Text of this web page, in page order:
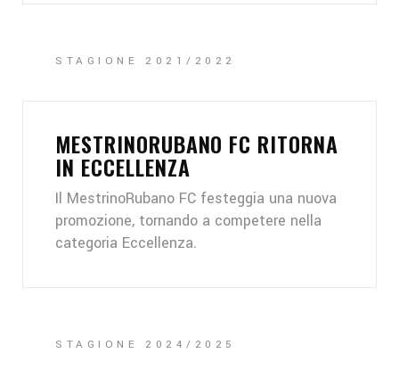
MESTRINORUBANO FC RITORNA
IN ECCELLENZA
Il MestrinoRubano FC festeggia una nuova
promozione, tornando a competere nella
categoria Eccellenza.
STAGIONE 2021/2022
STAGIONE 2024/2025